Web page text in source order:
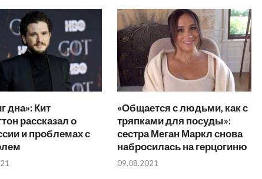
дна»: Кит
рассказал о
и проблемах с
«Общается с людьми, как с
тряпками для посуды»:
сестра Меган Маркл снова
набросилась на герцогиню
09.08.2021